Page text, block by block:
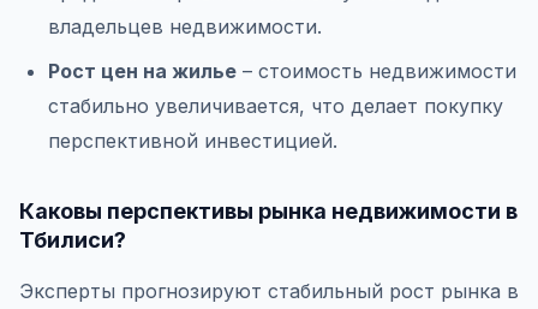
владельцев недвижимости.
Рост цен на жилье – стоимость недвижимости
стабильно увеличивается, что делает покупку
перспективной инвестицией.
Каковы перспективы рынка недвижимости в
Тбилиси?
Эксперты прогнозируют стабильный рост рынка в